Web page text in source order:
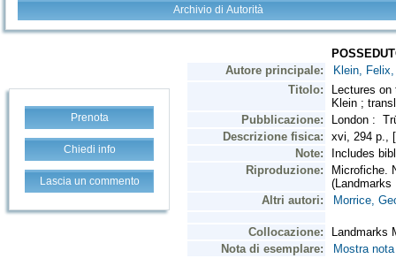
Archivio di Autorità
Prenota
Chiedi info
Lascia un commento